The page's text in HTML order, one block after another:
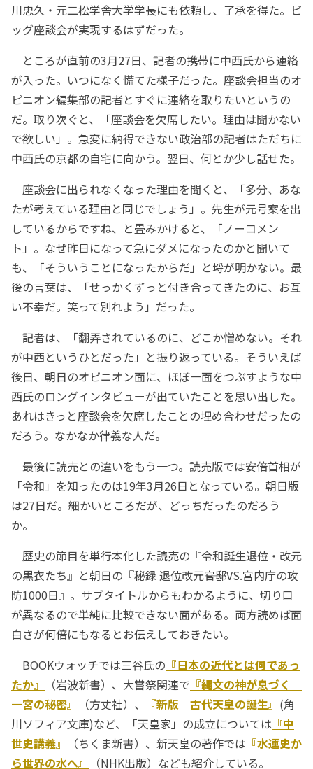
川忠久・元二松学舎大学学長にも依頼し、了承を得た。ビ
ッグ座談会が実現するはずだった。
ところが直前の3月27日、記者の携帯に中西氏から連絡
が入った。いつになく慌てた様子だった。座談会担当のオ
ピニオン編集部の記者とすぐに連絡を取りたいというの
だ。取り次ぐと、「座談会を欠席したい。理由は聞かない
で欲しい」。急変に納得できない政治部の記者はただちに
中西氏の京都の自宅に向かう。翌日、何とか少し話せた。
座談会に出られなくなった理由を聞くと、「多分、あな
たが考えている理由と同じでしょう」。先生が元号案を出
しているからですね、と畳みかけると、「ノーコメン
ト」。なぜ昨日になって急にダメになったのかと聞いて
も、「そういうことになったからだ」と埒が明かない。最
後の言葉は、「せっかくずっと付き合ってきたのに、お互
い不幸だ。笑って別れよう」だった。
記者は、「翻弄されているのに、どこか憎めない。それ
が中西というひとだった」と振り返っている。そういえば
後日、朝日のオピニオン面に、ほぼ一面をつぶすような中
西氏のロングインタビューが出ていたことを思い出した。
あれはきっと座談会を欠席したことの埋め合わせだったの
だろう。なかなか律義な人だ。
最後に読売との違いをもう一つ。読売版では安倍首相が
「令和」を知ったのは19年3月26日となっている。朝日版
は27日だ。細かいところだが、どっちだったのだろう
か。
歴史の節目を単行本化した読売の『令和誕生――退位・改元
の黒衣たち』と朝日の『秘録 退位改元――官邸VS.宮内庁の攻
防1000日』。サブタイトルからもわかるように、切り口
が異なるので単純に比較できない面がある。両方読めば面
白さが何倍にもなるとお伝えしておきたい。
BOOKウォッチでは三谷氏の 『日本の近代とは何であっ
たか』
（岩波新書）、大嘗祭関連で 『縄文の神が息づく
一宮の秘密』
（方丈社）、 『新版 古代天皇の誕生』 (角
川ソフィア文庫)など、「天皇家」の成立については 『中
世史講義』
（ちくま新書）、新天皇の著作では 『水運史か
ら世界の水へ』
（NHK出版）なども紹介している。